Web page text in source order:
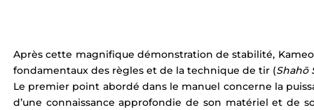
Après cette magnifique démonstration de stabilité,
fondamentaux des règles et de la technique de tir (Shahō
Le premier point abordé dans le manuel concerne la
d’une connaissance approfondie de son matériel et de